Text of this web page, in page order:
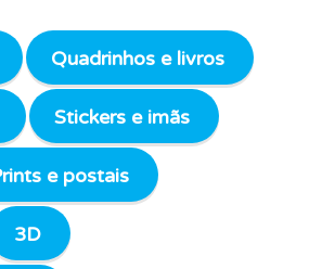
Quadrinhos e livros
Stickers e imãs
e postais
3D